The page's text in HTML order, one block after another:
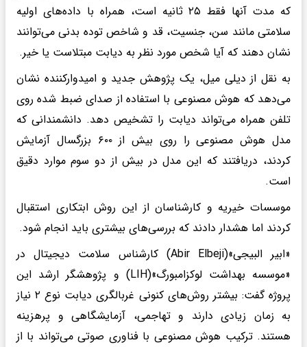
که مدت آنها فقط ۲۵ ثانیه است، همراه با داده‌های اولیه
سلامتی مانند سن، جنسیت، قد و شاخص توده بدنی می‌توانند
نشان دهند که آیا شخص مورد نظر به دیابت مبتلاست یا خیر.
به نقل از دیلی میل، یک پژوهش جدید و امیدوارکننده نشان
می‌دهد که هوش مصنوعی با استفاده از صدای ضبط‌ شده روی
تلفن همراه می‌تواند دیابت را تشخیص دهد. دانشمندانی که
مدل هوش مصنوعی را روی بیش از ۶۰۰ بزرگسال آزمایش
کردند، دریافتند که این مدل در بیش از دو سوم موارد دقیق
است.
موسسات خیریه و کارشناسان از این روش ابتکاری استقبال
کردند اما هشدار دادند که بررسی‌های بیشتری باید انجام شود.
«ابیر البیجی»(Abir Elbeji) کارشناس سلامت دیجیتال در
«موسسه بهداشت لوکزامبورگ»(LIH) و پژوهشگر ارشد این
پروژه گفت: بیشتر روش‌های کنونی غربالگری دیابت نوع ۲ نیاز
به زمان زیادی دارند و تهاجمی، آزمایشگاهی و پرهزینه
هستند. ترکیب هوش مصنوعی با فناوری صوتی می‌تواند با از